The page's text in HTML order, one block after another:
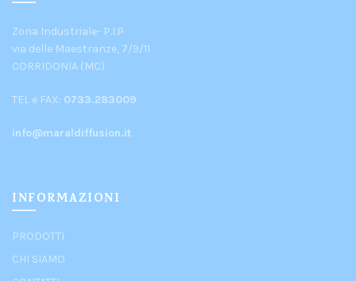
Zona Industriale- P.I.P
via delle Maestranze, 7/9/11
CORRIDONIA (MC)
TEL e FAX: 0733.283009
info@maraldiffusion.it
INFORMAZIONI
PRODOTTI
CHI SIAMO